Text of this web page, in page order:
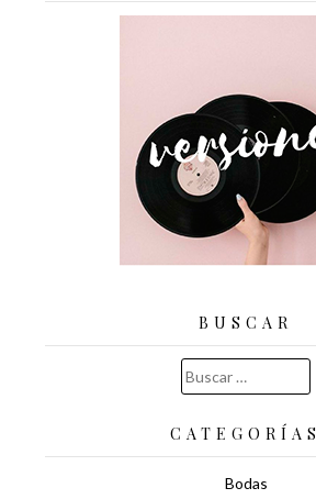
BUSCAR
Buscar:
CATEGORÍAS
Bodas